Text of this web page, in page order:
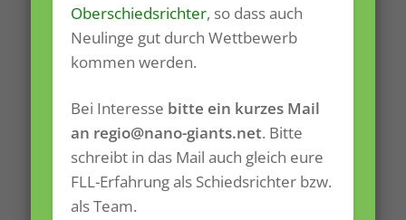
Oberschiedsrichter, so dass auch
Neulinge gut durch Wettbewerb
kommen werden.
Bei Interesse bitte ein kurzes Mail
an regio@nano-giants.net. Bitte
schreibt in das Mail auch gleich eure
FLL-Erfahrung als Schiedsrichter bzw.
als Team.